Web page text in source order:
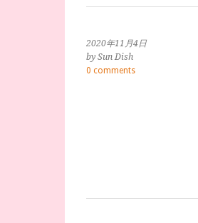
2020年11月4日
by Sun Dish
0 comments